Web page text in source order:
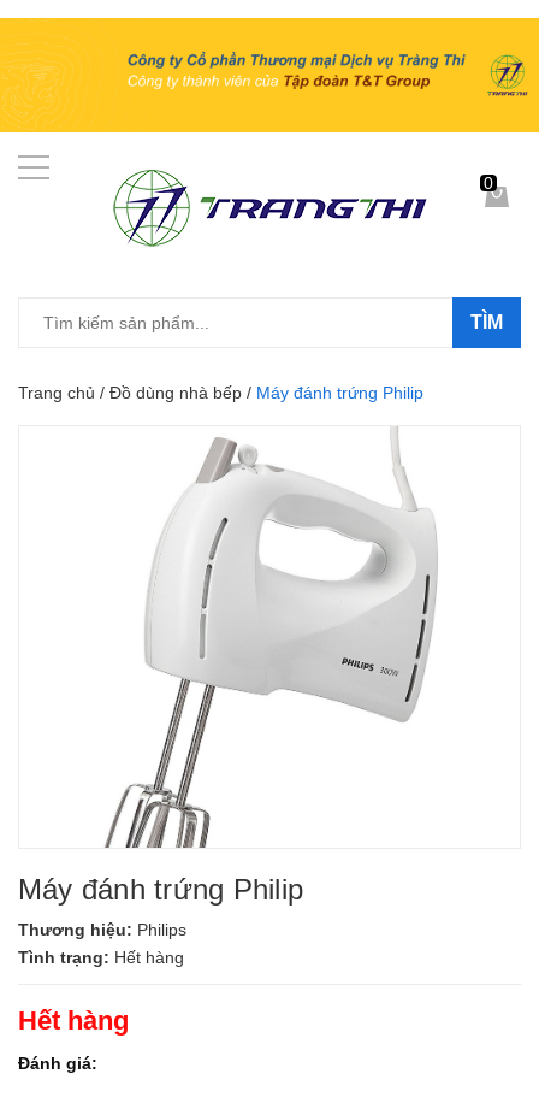
TÌM
0
Trang chủ / Đồ dùng nhà bếp / Máy đánh trứng Philip
Máy đánh trứng Philip
Thương hiệu: Philips
Tình trạng: Hết hàng
Hết hàng
Đánh giá: